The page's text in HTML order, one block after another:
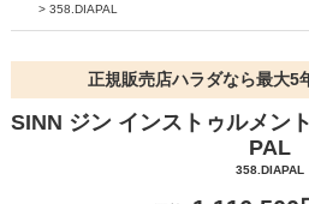
> 358.DIAPAL
正規販売店ハラダなら最大5
SINN ジン インストゥルメン
PAL
358.DIAPAL